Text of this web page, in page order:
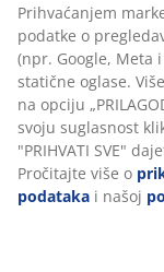
Prihvaćanjem
podatke o
(npr. Google, Meta
statične oglase.
na opciju
svoju suglasnost
"PRIHVATI SVE"
Pročitajte više o
podataka i našoj